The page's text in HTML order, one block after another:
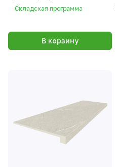
Складская программа
В корзину